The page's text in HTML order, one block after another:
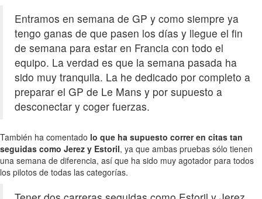
Entramos en semana de GP y como siempre ya
tengo ganas de que pasen los días y llegue el fin
de semana para estar en Francia con todo el
equipo. La verdad es que la semana pasada ha
sido muy tranquila. La he dedicado por completo a
preparar el GP de Le Mans y por supuesto a
desconectar y coger fuerzas.
También ha comentado lo que ha supuesto correr en citas tan
seguidas como Jerez y Estoril, ya que ambas pruebas sólo tienen
una semana de diferencia, así que ha sido muy agotador para todos
los pilotos de todas las categorías.